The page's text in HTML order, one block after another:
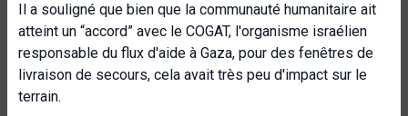
Il a souligné que bien que la communauté humanitaire ait
atteint un “accord” avec le COGAT, l'organisme israélien
responsable du flux d'aide à Gaza, pour des fenêtres de
livraison de secours, cela avait très peu d'impact sur le
terrain.